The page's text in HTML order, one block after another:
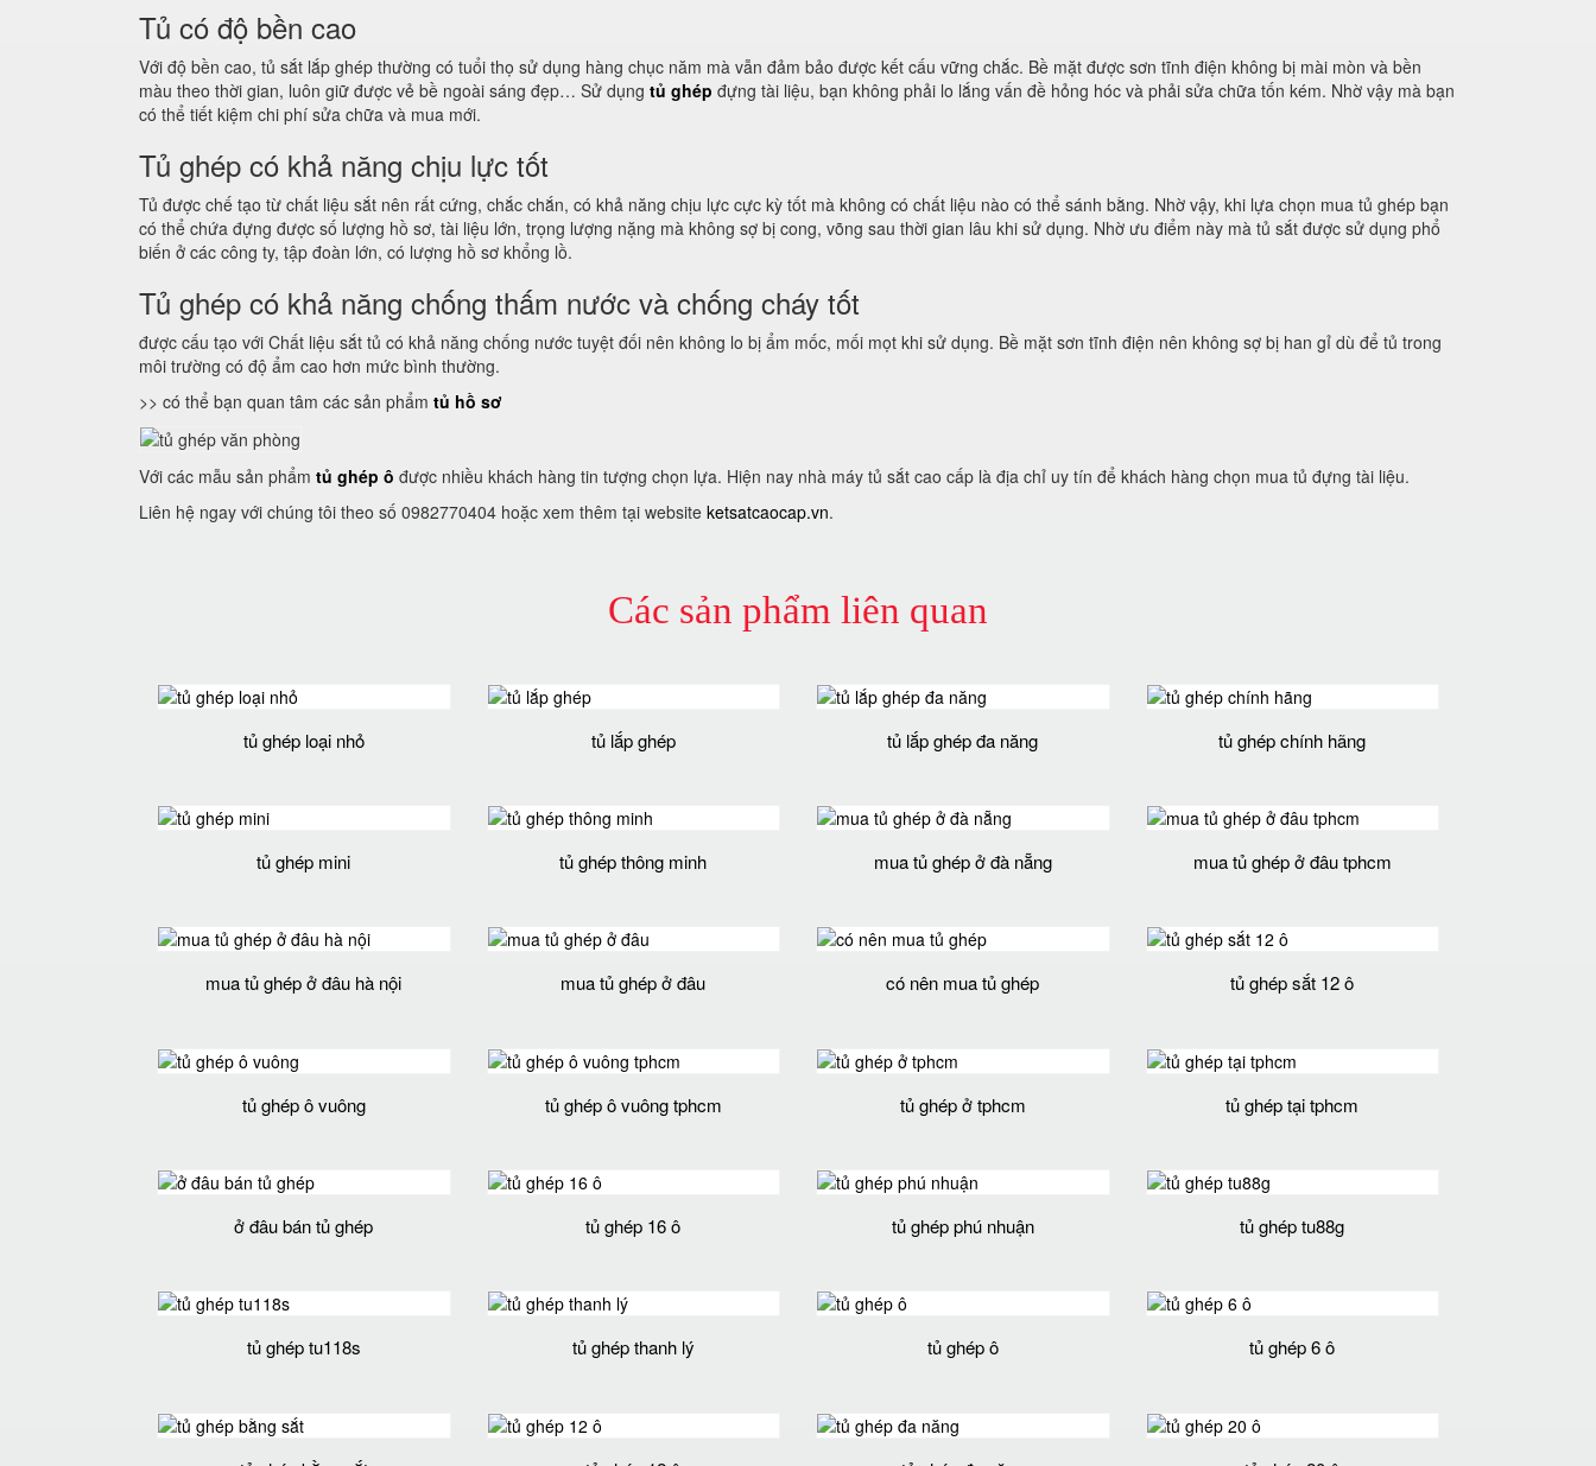
Tủ có độ bền cao
Với độ bền cao, tủ sắt lắp ghép thường có tuổi thọ sử dụng hàng chục năm mà vẫn đảm bảo được kết cấu vững chắc. Bề mặt được sơn tĩnh điện không bị mài mòn và bền
màu theo thời gian, luôn giữ được vẻ bề ngoài sáng đẹp… Sử dụng tủ ghép đựng tài liệu, bạn không phải lo lắng vấn đề hỏng hóc và phải sửa chữa tốn kém. Nhờ vậy mà bạn
có thể tiết kiệm chi phí sửa chữa và mua mới.
Tủ ghép có khả năng chịu lực tốt
Tủ được chế tạo từ chất liệu sắt nên rất cứng, chắc chắn, có khả năng chịu lực cực kỳ tốt mà không có chất liệu nào có thể sánh bằng. Nhờ vậy, khi lựa chọn mua tủ ghép bạn
có thể chứa đựng được số lượng hồ sơ, tài liệu lớn, trọng lượng nặng mà không sợ bị cong, võng sau thời gian lâu khi sử dụng. Nhờ ưu điểm này mà tủ sắt được sử dụng phổ
biến ở các công ty, tập đoàn lớn, có lượng hồ sơ khổng lồ.
Tủ ghép có khả năng chống thấm nước và chống cháy tốt
được cấu tạo với Chất liệu sắt tủ có khả năng chống nước tuyệt đối nên không lo bị ẩm mốc, mối mọt khi sử dụng. Bề mặt sơn tĩnh điện nên không sợ bị han gỉ dù để tủ trong
môi trường có độ ẩm cao hơn mức bình thường.
>> có thể bạn quan tâm các sản phẩm tủ hồ sơ
Với các mẫu sản phẩm tủ ghép ô được nhiều khách hàng tin tượng chọn lựa. Hiện nay nhà máy tủ sắt cao cấp là địa chỉ uy tín để khách hàng chọn mua tủ đựng tài liệu.
Liên hệ ngay với chúng tôi theo số 0982770404 hoặc xem thêm tại website ketsatcaocap.vn.
Các sản phẩm liên quan
tủ ghép loại nhỏ tủ lắp ghép tủ lắp ghép đa năng tủ ghép chính hãng
tủ ghép mini tủ ghép thông minh mua tủ ghép ở đà nẵng mua tủ ghép ở đâu tphcm
mua tủ ghép ở đâu hà nội mua tủ ghép ở đâu có nên mua tủ ghép tủ ghép sắt 12 ô
tủ ghép ô vuông tủ ghép ô vuông tphcm tủ ghép ở tphcm tủ ghép tại tphcm
ở đâu bán tủ ghép tủ ghép 16 ô tủ ghép phú nhuận tủ ghép tu88g
tủ ghép tu118s tủ ghép thanh lý tủ ghép ô tủ ghép 6 ô